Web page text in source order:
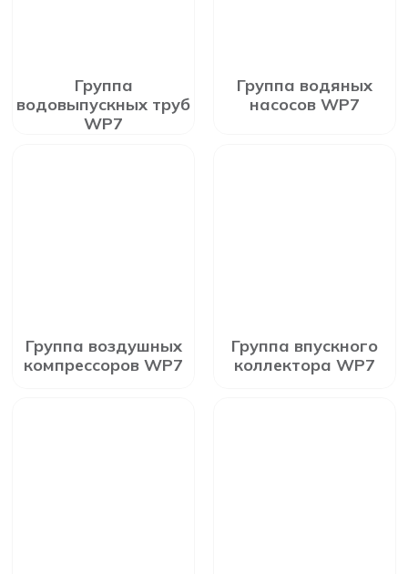
Группа
водовыпускных труб
WP7
Группа водяных
насосов WP7
Группа воздушных
компрессоров WP7
Группа впускного
коллектора WP7